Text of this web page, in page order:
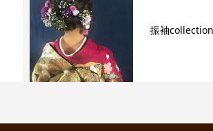
袴collection